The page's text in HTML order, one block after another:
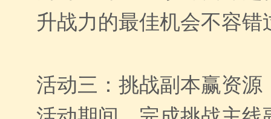
升战力的最佳机会不容错
活动三：挑战副本赢资源